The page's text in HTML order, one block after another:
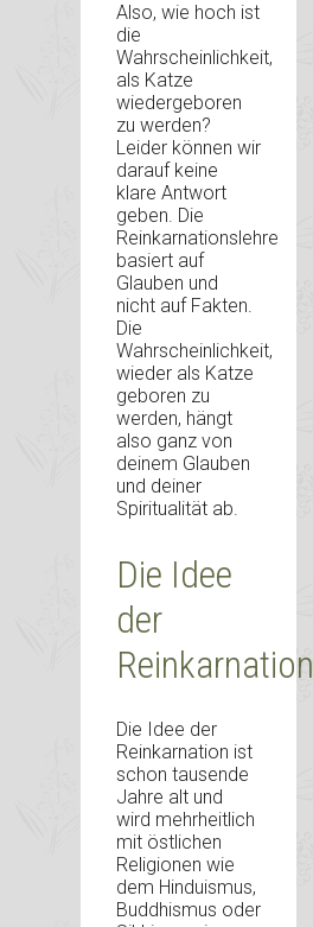
Also, wie hoch ist
die
Wahrscheinlichkeit,
als Katze
wiedergeboren
zu werden?
Leider können wir
darauf keine
klare Antwort
geben. Die
Reinkarnationslehre
basiert auf
Glauben und
nicht auf Fakten.
Die
Wahrscheinlichkeit,
wieder als Katze
geboren zu
werden, hängt
also ganz von
deinem Glauben
und deiner
Spiritualität ab.
Die Idee
der
Reinkarnation
Die Idee der
Reinkarnation ist
schon tausende
Jahre alt und
wird mehrheitlich
mit östlichen
Religionen wie
dem Hinduismus,
Buddhismus oder